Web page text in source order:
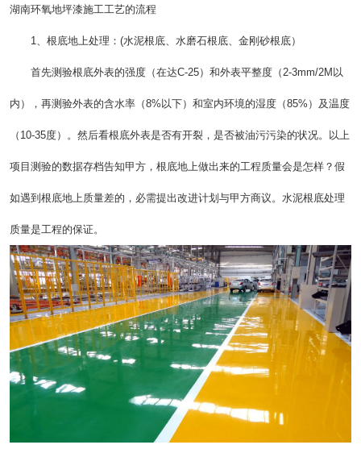
湖南环氧地坪漆施工工艺的流程
1、根底地上处理：(水泥根底、水磨石根底、金刚砂根底）
首先测验根底外表的强度（在达C-25）和外表平整度（2-3mm/2M以
内），再测验外表的含水率（8%以下）和室内环境的湿度（85%）及温度
（10-35度）。然后看根底外表是否有开裂，是否被油污污染的状况。以上
项目测验的数据存档告知甲方，根底地上做出来的工程质量会是怎样？假
如遇到根底地上质量差的，必需提出改进计划与甲方商议。水泥根底处理
质量是工程的保证。